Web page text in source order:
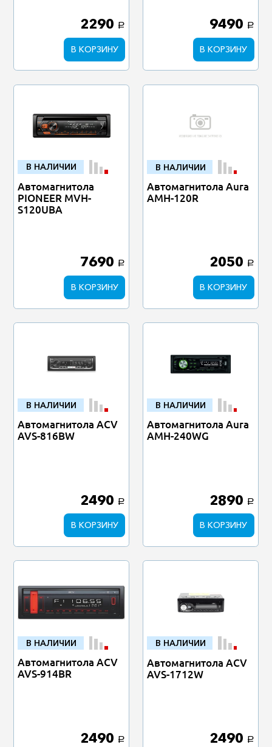
2290 a
В КОРЗИНУ
9490 a
В КОРЗИНУ
В НАЛИЧИИ
Автомагнитола
PIONEER MVH-
S120UBA
7690 a
В КОРЗИНУ
В НАЛИЧИИ
Автомагнитола Aura
AMH-120R
2050 a
В КОРЗИНУ
В НАЛИЧИИ
Автомагнитола ACV
AVS-816BW
2490 a
В КОРЗИНУ
В НАЛИЧИИ
Автомагнитола Aura
AMH-240WG
2890 a
В КОРЗИНУ
В НАЛИЧИИ
Автомагнитола ACV
AVS-914BR
2490 a
В НАЛИЧИИ
Автомагнитола ACV
AVS-1712W
2490 a